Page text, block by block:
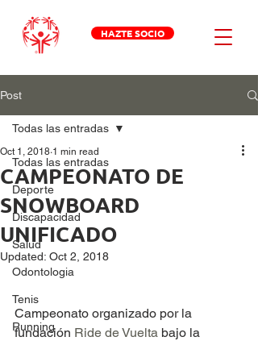
HAZTE SOCIO
Post
Todas las entradas
Deporte
Discapacidad
Salud
Odontologia
Tenis
Running
Todas las entradas
CAMPEONATO DE
SNOWBOARD
UNIFICADO
Oct 1, 2018 1 min read
Updated: Oct 2, 2018
Campeonato organizado por la
fundación Ride de Vuelta bajo la